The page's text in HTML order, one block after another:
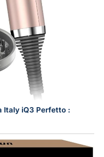
Italy iQ3 Perfetto :